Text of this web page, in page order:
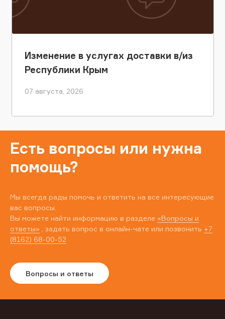
Изменение в услугах доставки в/из
Республики Крым
07 августа, 2026
Есть вопросы или нужна
помощь?
Мы всегда рады помочь и ответить на все интересующие
вас вопросы.
Вы можете найти информацию в разделе «Вопросы и
ответы» , задать вопрос в онлайн-чате или позвонить +7
(8162) 68-00-52
Вопросы и ответы